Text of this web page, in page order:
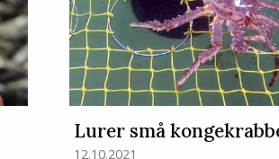
Lurer små
12.10.2021